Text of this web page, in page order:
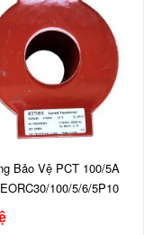
Bảo Vệ PCT 100/5A
100/5/6/5P10